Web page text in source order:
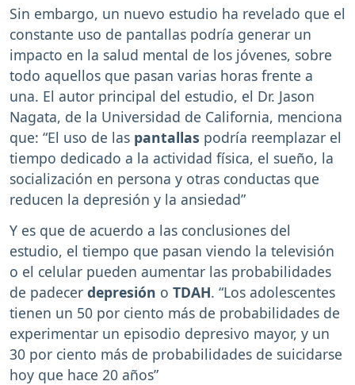
Sin embargo, un nuevo estudio ha revelado que el
constante uso de pantallas podría generar un
impacto en la salud mental de los jóvenes, sobre
todo aquellos que pasan varias horas frente a
una. El autor principal del estudio, el Dr. Jason
Nagata, de la Universidad de California, menciona
que: “El uso de las pantallas podría reemplazar el
tiempo dedicado a la actividad física, el sueño, la
socialización en persona y otras conductas que
reducen la depresión y la ansiedad”
Y es que de acuerdo a las conclusiones del
estudio, el tiempo que pasan viendo la televisión
o el celular pueden aumentar las probabilidades
de padecer depresión o TDAH. “Los adolescentes
tienen un 50 por ciento más de probabilidades de
experimentar un episodio depresivo mayor, y un
30 por ciento más de probabilidades de suicidarse
hoy que hace 20 años”